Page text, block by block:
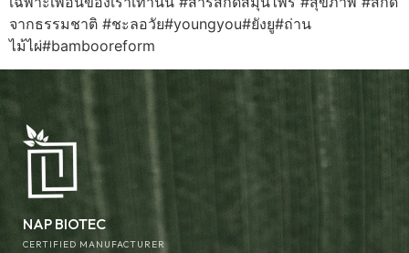
จากธรรมชาติ #ชะลอวัย#youngyou#ยังยู#ถ่าน
ไม้ไผ่#bambooreform
NAP BIOTEC
CERTIFIED MANUFACTURER